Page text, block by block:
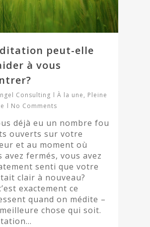
peut-elle
à vous
Consulting À la une, Pleine
No Comments
déjà eu un nombre fou
ouverts sur votre
et au moment où
avez fermés, vous avez
senti que votre
clair à nouveau?
exactement ce
quand on médite –
chose qui soit.